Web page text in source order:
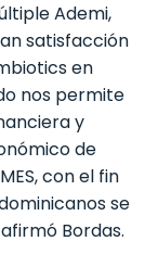
Ademi,
satisfacción
en
nos permite
y
de
con el fin
se
Bordas.